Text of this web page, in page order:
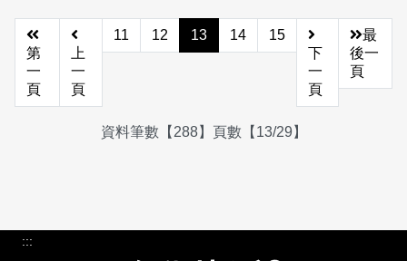
第
一
頁
上
一
頁
11 12 13 14
15
下
一
頁
最
後一
頁
資料筆數【288】頁數【13/29】
:::